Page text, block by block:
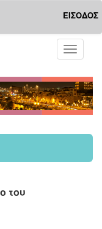
ΕΙΣΟΔΟΣ
Toggle
του